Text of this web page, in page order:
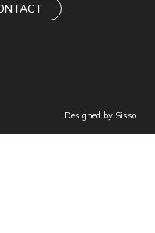
Designed by Sisso